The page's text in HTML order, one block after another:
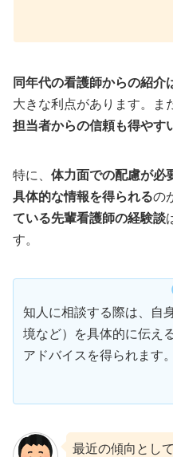
同年代の看護師からの紹介
大きな利点があります。ま
担当者からの信頼も得やす
特に、 体力面での配慮が必
具体的な情報を得られるの
ている先輩看護師の経験談
す。
知人に相談する際は、自
境など）を具体的に伝え
アドバイスを得られます。
最近の傾向とし